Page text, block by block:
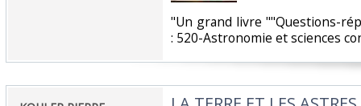
‎"Un grand livre ""Questions-
: 520-Astronomie et sciences